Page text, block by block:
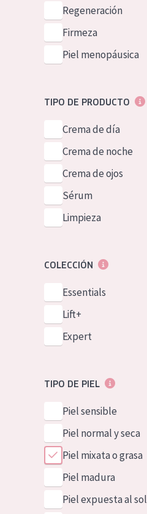
German
Spanish
Greek
Regeneración
Firmeza
Piel menopáusica
TIPO DE PRODUCTO
Crema de día
Crema de noche
Crema de ojos
Sérum
Limpieza
COLECCIÓN
Essentials
Lift+
Expert
TIPO DE PIEL
Piel sensible
Piel normal y seca
Piel mixata o grasa
Piel madura
Piel expuesta al sol